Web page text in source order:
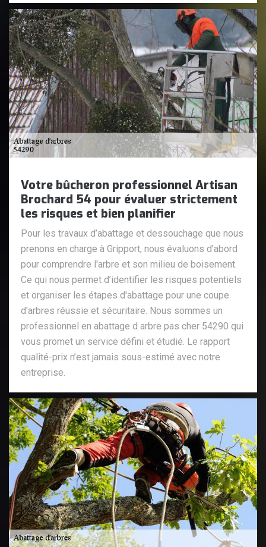
Votre bûcheron professionnel Artisan
Brochard 54 pour évaluer strictement
les risques et bien planifier
Pour les travaux d’abattage et dessouchage que nous
prenons en charge à Gripport, nous évaluons d’abord
pour comprendre l'arbre et son milieu de boisement.
Ce qui nous permet d’identifier les risques potentiels
et organiser les étapes d'abattage pour une coupe
d'arbres réussie et sécuritaire. Nous sommes un
professionnel en abattage d arbre pas cher 54290 qui
vous promet un service défini et étudié. Le rapport
qualité-prix n’est jamais sous-estimé avec notre
entreprise.